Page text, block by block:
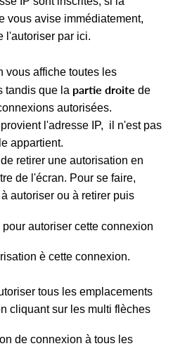
vous avise immédiatement,
l'autoriser par ici.
vous affiche toutes les
tandis que la partie droite de
autorisées.
l'adresse IP, il n'est pas
appartient.
retirer une autorisation en
de l'écran. Pour se faire,
autoriser ou à retirer puis
pour autoriser cette connexion
è cette connexion.
tous les emplacements
cliquant sur les multi flèches
de connexion à tous les